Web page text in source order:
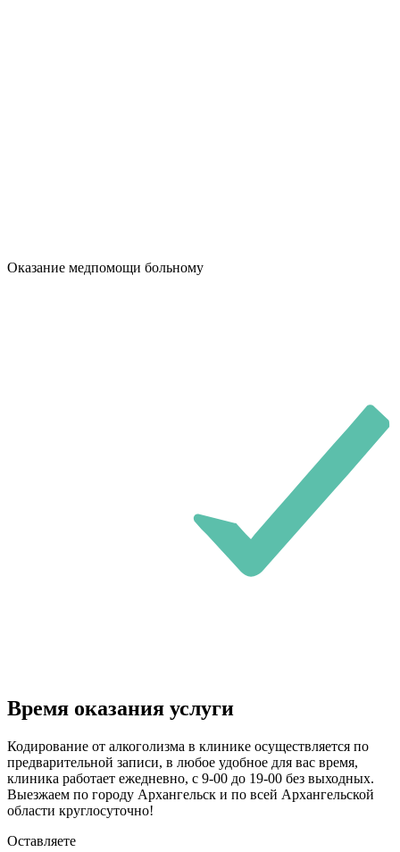
Оказание медпомощи больному
Время оказания услуги
Кодирование от алкоголизма в клинике осуществляется по
предварительной записи, в любое удобное для вас время,
клиника работает ежедневно, с 9-00 до 19-00 без выходных.
Выезжаем по городу Архангельск и по всей Архангельской
области круглосуточно!
Оставляете